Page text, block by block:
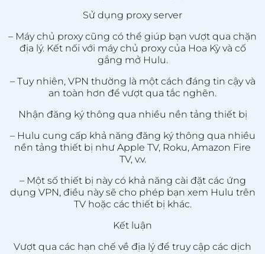
Sử dụng proxy server
– Máy chủ proxy cũng có thể giúp bạn vượt qua chặn
địa lý. Kết nối với máy chủ proxy của Hoa Kỳ và cố
gắng mở Hulu.
– Tuy nhiên, VPN thường là một cách đáng tin cậy và
an toàn hơn để vượt qua tắc nghẽn.
Nhận đăng ký thông qua nhiều nền tảng thiết bị
– Hulu cung cấp khả năng đăng ký thông qua nhiều
nền tảng thiết bị như Apple TV, Roku, Amazon Fire
TV, v.v.
– Một số thiết bị này có khả năng cài đặt các ứng
dụng VPN, điều này sẽ cho phép bạn xem Hulu trên
TV hoặc các thiết bị khác.
Kết luận
Vượt qua các hạn chế về địa lý để truy cập các dịch